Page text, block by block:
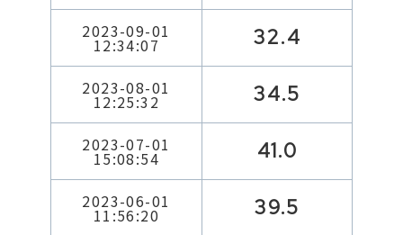
2023-09-01
12:34:07 32.4
2023-08-01
12:25:32 34.5
2023-07-01
15:08:54 41.0
2023-06-01
11:56:20 39.5